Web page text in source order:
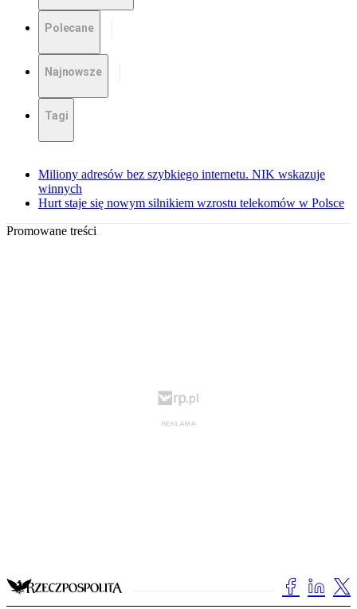
Polecane
Najnowsze
Tagi
Miliony adresów bez szybkiego internetu. NIK wskazuje
winnych
Hurt staje się nowym silnikiem wzrostu telekomów w Polsce
Promowane treści